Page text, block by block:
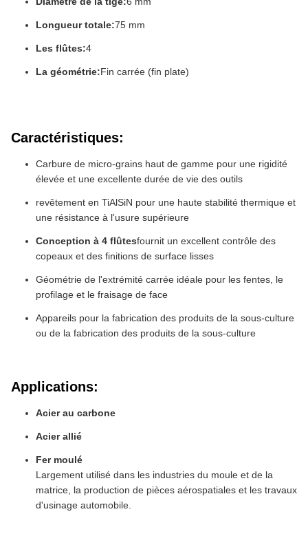
Longueur totale:75 mm
Les flûtes:4
La géométrie:Fin carrée (fin plate)
Caractéristiques:
Carbure de micro-grains haut de gamme pour une rigidité
élevée et une excellente durée de vie des outils
revêtement en TiAlSiN pour une haute stabilité thermique et
une résistance à l'usure supérieure
Conception à 4 flûtesfournit un excellent contrôle des
copeaux et des finitions de surface lisses
Géométrie de l'extrémité carrée idéale pour les fentes, le
profilage et le fraisage de face
Appareils pour la fabrication des produits de la sous-culture
ou de la fabrication des produits de la sous-culture
Applications:
Acier au carbone
Acier allié
Fer moulé
Largement utilisé dans les industries du moule et de la
matrice, la production de pièces aérospatiales et les travaux
d'usinage automobile.